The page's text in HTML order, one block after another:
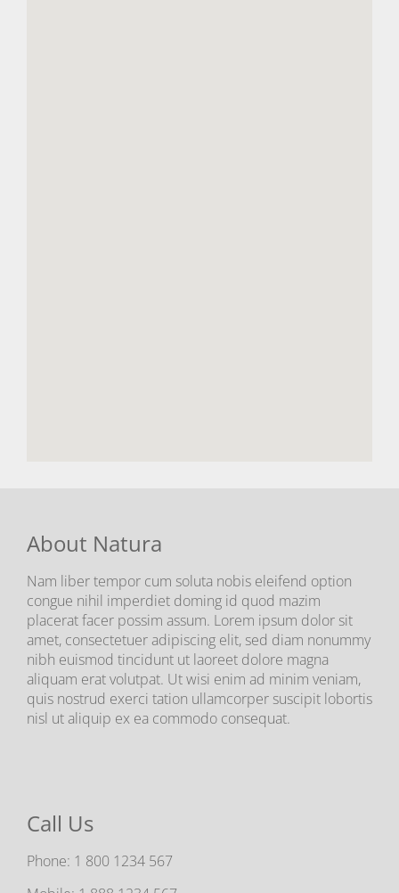
About Natura
Nam liber tempor cum soluta nobis eleifend option
congue nihil imperdiet doming id quod mazim
placerat facer possim assum. Lorem ipsum dolor sit
amet, consectetuer adipiscing elit, sed diam nonummy
nibh euismod tincidunt ut laoreet dolore magna
aliquam erat volutpat. Ut wisi enim ad minim veniam,
quis nostrud exerci tation ullamcorper suscipit lobortis
nisl ut aliquip ex ea commodo consequat.
Call Us
Phone: 1 800 1234 567